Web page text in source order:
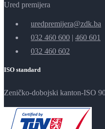
Ured premijera
uredpremijera@zdk.ba
032 460 600 | 460 601
032 460 602
ISO standard
Zeničko-dobojski kanton-ISO